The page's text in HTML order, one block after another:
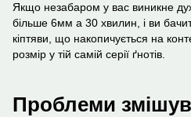
Якщо незабаром у вас виникне
більше 6мм а 30 хвилин, і ви
кіптяви, що накопичується на
розмір у тій самій серії ґнотів.
Проблеми